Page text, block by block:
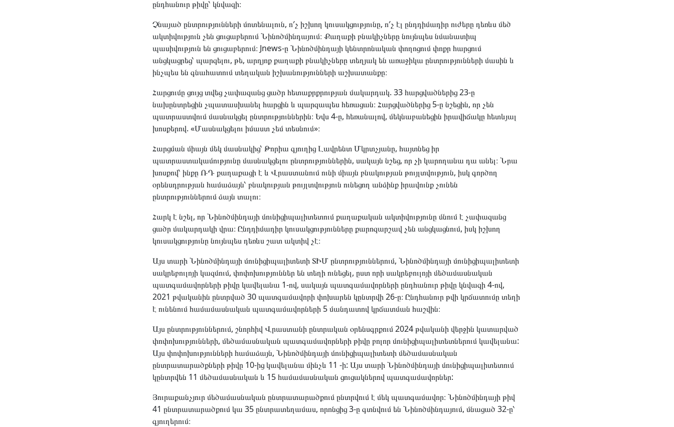
ընդհանուր թիվը՝ կնվազի։
Չնայած ընտրությունների մոտենալուն, ո՛չ իշխող կուսակցությունը, ո՛չ էլ ընդդիմադիր ուժերը դեռևս մեծ
ակտիվություն չեն ցուցաբերում Նինոծմինդայում։ Քաղաքի բնակիչները նույնպես նմանատիպ
պասիվություն են ցուցաբերում։ Jnews-ը Նինոծմինդայի կենտրոնական փողոցում փոքր հարցում
անցկացրեց՝ պարզելու, թե, արդյոք քաղաքի բնակիչները տեղյակ են առաջիկա ընտրությունների մասին և
ինչպես են գնահատում տեղական իշխանությունների աշխատանքը։
Հարցումը ցույց տվեց չափազանց ցածր հետաքրքրության մակարդակ. 33 հարցվածներից 23-ը
նախընտրեցին չպատասխանել հարցին և պարզապես հեռացան։ Հարցվածներից 5-ը նշեցին, որ չեն
պատրաստվում մասնակցել ընտրություններին։ Եվս 4-ը, հեռանալով, մեկնաբանեցին իրավիճակը հետևյալ
խոսքերով. «Մասնակցելու իմաստ չեմ տեսնում»։
Հարցման միայն մեկ մասնակից՝ Թորիա գյուղից Լավրենտ Մկրտչյանը, հայտնեց իր
պատրաստակամությունը մասնակցելու ընտրություններին, սակայն նշեց, որ չի կարողանա դա անել։ Նրա
խոսքով՝ ինքը ՌԴ քաղաքացի է և Վրաստանում ունի միայն բնակության թույլտվություն, իսկ գործող
օրենսդրության համաձայն՝ բնակության թույլտվություն ունեցող անձինք իրավունք չունեն
ընտրություններում ձայն տալու։
Հարկ է նշել, որ Նինոծմինդայի մունիցիպալիտետում քաղաքական ակտիվությունը մնում է չափազանց
ցածր մակարդակի վրա։ Ընդդիմադիր կուսակցությունները քարոզարշավ չեն անցկացնում, իսկ իշխող
կուսակցությունը նույնպես դեռևս շատ ակտիվ չէ։
Այս տարի Նինոծմինդայի մունիցիպալիտետի ՏԻՄ ընտրություններում, Նինոծմինդայի մունիցիպալիտետի
սակրեբուլոյի կազմում, փոփոխություններ են տեղի ունեցել, ըստ որի սակրեբուլոյի մեծամասնական
պատգամավորների թիվը կավելանա 1-ով, սակայն պատգամավորների ընդհանուր թիվը կնվազի 4-ով,
2021 թվականին ընտրված 30 պատգամավորի փոխարեն կընտրվի 26-ը։ Ընդհանուր թվի կրճատումը տեղի
է ունենում համամասնական պատգամավորների 5 մանդատով կրճատման հաշվին։
Այս ընտրություններում, շնորհիվ Վրաստանի ընտրական օրենսգրքում 2024 թվականի վերջին կատարված
փոփոխությունների, մեծամասնական պատգամավորների թիվը բոլոր մունիցիպալիտետներում կավելանա:
Այս փոփոխությունների համաձայն, Նինոծմինդայի մունիցիպալիտետի մեծամասնական
ընտրատարածքների թիվը 10-ից կավելանա մինչև 11 -ի: Այս տարի Նինոծմինդայի մունիցիպալիտետում
կընտրվեն 11 մեծամասնական և 15 համամասնական ցուցակներով պատգամավորներ:
Յուրաքանչյուր մեծամասնական ընտրատարածքում ընտրվում է մեկ պատգամավոր։ Նինոծմինդայի թիվ
41 ընտրատարածքում կա 35 ընտրատեղամաս, որոնցից 3-ը գտնվում են Նինոծմինդայում, մնացած 32-ը՝
գյուղերում։